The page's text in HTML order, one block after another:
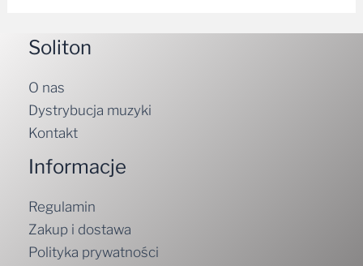
Soliton
O nas
Dystrybucja muzyki
Kontakt
Informacje
Regulamin
Zakup i dostawa
Polityka prywatności